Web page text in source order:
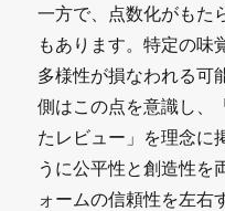
一方で、点数化がもた
もあります。特定の味
多様性が損なわれる可
側はこの点を意識し、
たレビュー」を理念に
うに公平性と創造性を
ォームの信頼性を左右